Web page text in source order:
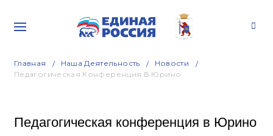
Главная Наша Деятельность
Новости
Педагогическая Конференция В Юрино
Педагогическая конференция в Юрино